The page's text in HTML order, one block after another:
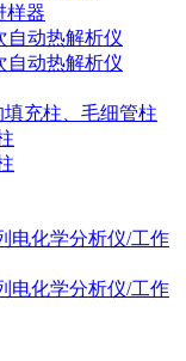
样器
自动热解析仪
自动热解析仪
充柱、毛细管柱
电化学分析仪/工作
电化学分析仪/工作